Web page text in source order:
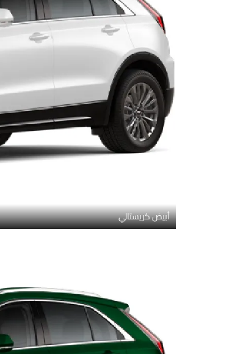
أبيض كريستالي